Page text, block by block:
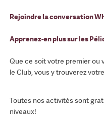
Rejoindre la conversation
Apprenez-en plus sur les
Que ce soit votre premier
le Club, vous y trouverez
Toutes nos activités sont
niveaux!